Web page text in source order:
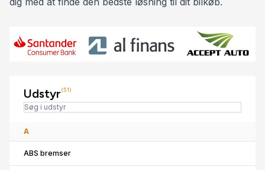
✅ EL-INDST. FØRERSÆDE M MEMORY 🔢
✅ EL-KLAPBARE SPEJLE M. VARME 🔥
✅ MOTOR KABINEVARMER M. FJERNBEJENING 🔥
✅ 2 ZONE KLIMAANLÆG 💨❄️🔥
✅ VARME I FORRUDE 🔥
✅ HÅNDFRI TIL MOBIL 📱
✅ ISOFIX BESLAG 👶🏼
Udstyr(51)
A
ABS bremser